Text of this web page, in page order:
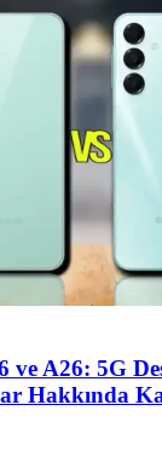
ve A26: 5G
Hakkında